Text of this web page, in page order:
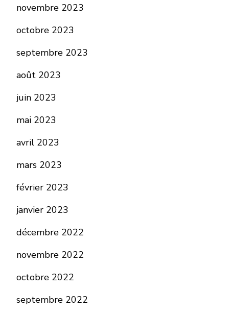
novembre 2023
octobre 2023
septembre 2023
août 2023
juin 2023
mai 2023
avril 2023
mars 2023
février 2023
janvier 2023
décembre 2022
novembre 2022
octobre 2022
septembre 2022